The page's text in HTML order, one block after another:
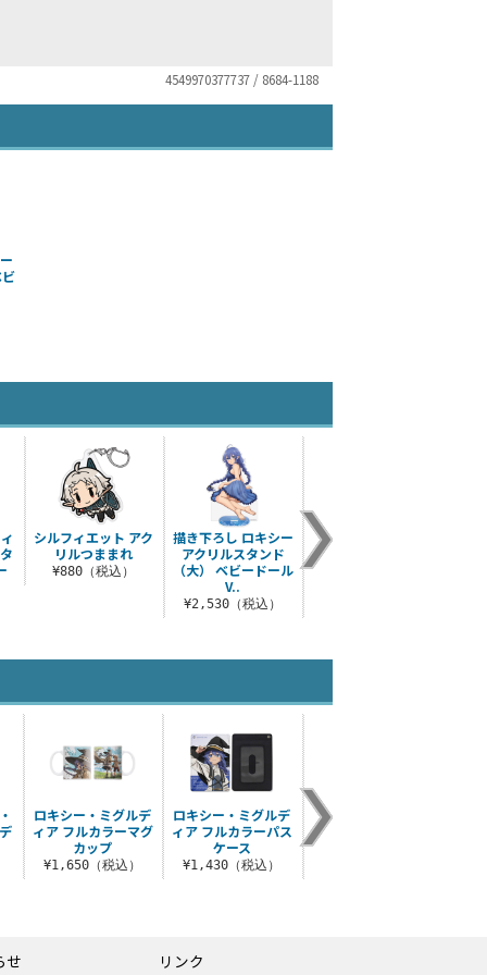
4549970377737 / 8684-1188
シルフィエット アク
リルつままれ
¥880（税込）
描き下ろし ロキシー
アクリルスタンド
（大） ベビードール
V..
¥2,530（税込）
描き下ろし ロキシ
ー・ミグルディア 両
面プリントクッショ
ロキシー・ミグルデ
ィア フルカラーマグ
カップ
¥1,650（税込）
ロキシー・ミグルデ
ィア フルカラーパス
ケース
¥1,430（税込）
描き下ろし ロキシ
ー・ミグルディア
100cmタペストリー
せ リンク